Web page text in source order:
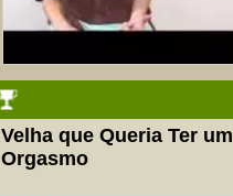
Velha que Queria Ter um
Orgasmo